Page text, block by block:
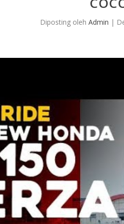
Diposting olehAdmin |